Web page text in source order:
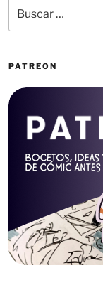
por:
PATREON